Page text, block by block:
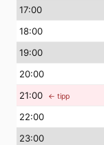
17:00
18:00
19:00
20:00
21:00 ← tipp
22:00
23:00